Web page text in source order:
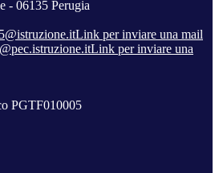
- 06135 Perugia
Link per inviare una mail
Link per inviare una
PGTF010005